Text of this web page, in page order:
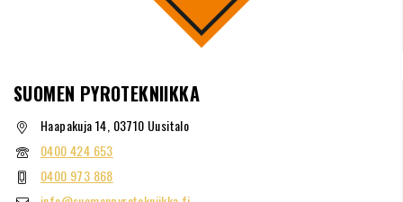
SUOMEN PYROTEKNIIKKA
Haapakuja 14, 03710 Uusitalo
0400 424 653
0400 973 868